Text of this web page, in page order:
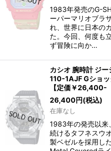
1983年発売のG-
ーパーマリオブラ
れ、世界に日本の
た。今回、何度も
ず冒険に向か…
カシオ 腕時計 ジ
110-1AJF Gショ
【定価￥26,400-
26,400円(税込)
在庫なし
1983年の発売以来
続けるタフネスウ
製ベゼルを採用し